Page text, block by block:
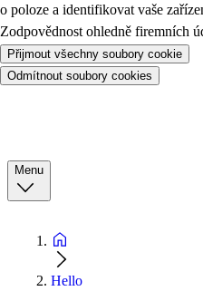
o poloze a identifikovat vaše
Zodpovědnost ohledně firemních
Přijmout všechny soubory cookie
Odmítnout soubory cookies
Menu
Hello